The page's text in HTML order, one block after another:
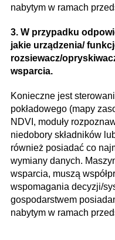
nabytym w ramach
3. W przypadku
jakie urządzenia/
rozsiewacz/
wsparcia.
Konieczne jest
pokładowego (mapy
NDVI, moduły
niedobory składników
również posiadać co
wymiany danych.
wsparcia, muszą
wspomagania decyzji/
gospodarstwem
nabytym w ramach